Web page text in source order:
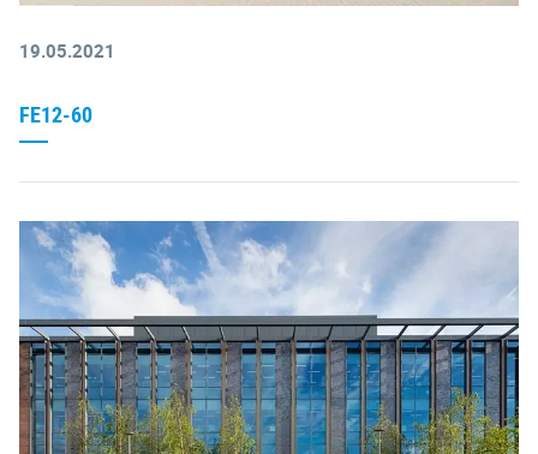
19.05.2021
FE12-60